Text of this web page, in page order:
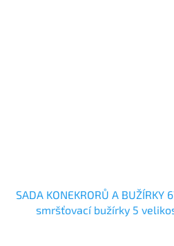
SADA KONEKRORŮ A
smršťovací bužírky 5